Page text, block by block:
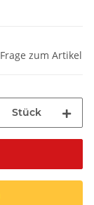
Frage zum Artikel
Stück